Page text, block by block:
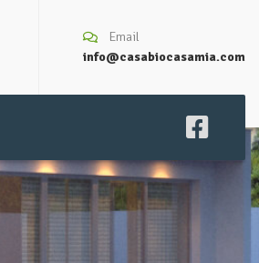
Email
info@casabiocasamia.com